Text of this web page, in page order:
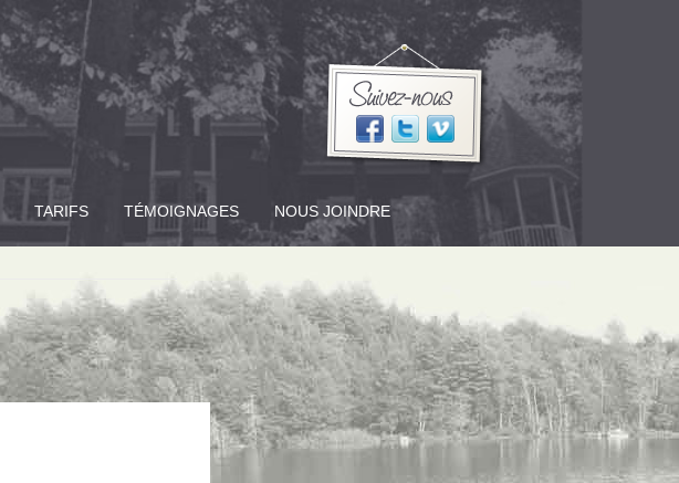
TARIFS TÉMOIGNAGES NOUS JOINDRE